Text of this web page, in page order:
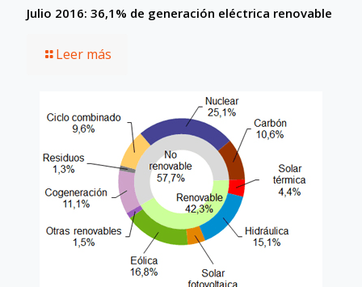
Julio 2016: 36,1% de generación eléctrica renovable
Leer más